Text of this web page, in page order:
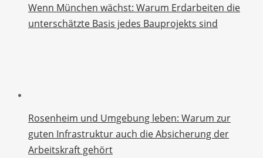
Wenn München wächst: Warum Erdarbeiten die
unterschätzte Basis jedes Bauprojekts sind
Rosenheim und Umgebung leben: Warum zur
guten Infrastruktur auch die Absicherung der
Arbeitskraft gehört